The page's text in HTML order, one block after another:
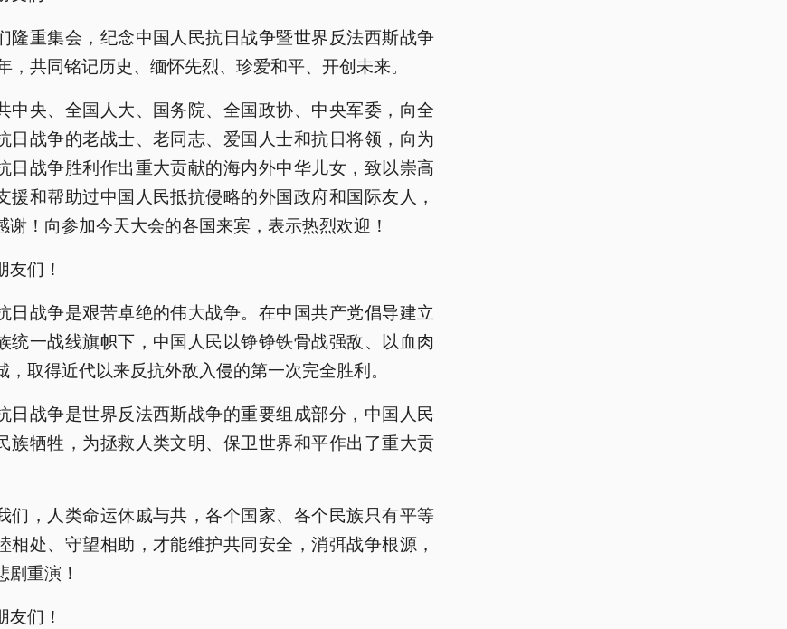
隆重集会，纪念中国人民抗日战争暨世界反法西斯战争
，共同铭记历史、缅怀先烈、珍爱和平、开创未来。
中央、全国人大、国务院、全国政协、中央军委，向全
日战争的老战士、老同志、爱国人士和抗日将领，向为
日战争胜利作出重大贡献的海内外中华儿女，致以崇高
援和帮助过中国人民抵抗侵略的外国政府和国际友人，
谢！向参加今天大会的各国来宾，表示热烈欢迎！
友们！
日战争是艰苦卓绝的伟大战争。在中国共产党倡导建立
统一战线旗帜下，中国人民以铮铮铁骨战强敌、以血肉
，取得近代以来反抗外敌入侵的第一次完全胜利。
日战争是世界反法西斯战争的重要组成部分，中国人民
族牺牲，为拯救人类文明、保卫世界和平作出了重大贡
们，人类命运休戚与共，各个国家、各个民族只有平等
相处、守望相助，才能维护共同安全，消弭战争根源，
剧重演！
友们！